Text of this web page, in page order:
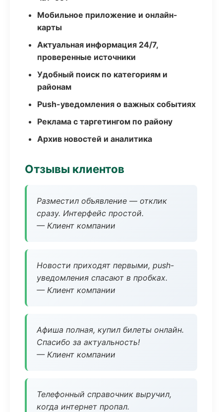
Мобильное приложение и онлайн-
карты
Актуальная информация 24/7,
проверенные источники
Удобный поиск по категориям и
районам
Push-уведомления о важных событиях
Реклама с таргетингом по району
Архив новостей и аналитика
Отзывы клиентов
Разместил объявление — отклик
сразу. Интерфейс простой.
— Клиент компании
Новости приходят первыми, push-
уведомления спасают в пробках.
— Клиент компании
Афиша полная, купил билеты онлайн.
Спасибо за актуальность!
— Клиент компании
Телефонный справочник выручил,
когда интернет пропал.